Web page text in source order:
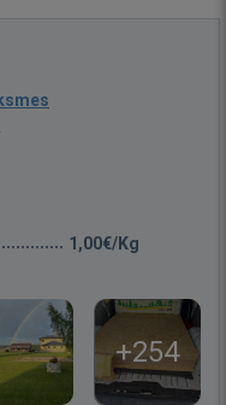
1,00€/Kg
+254